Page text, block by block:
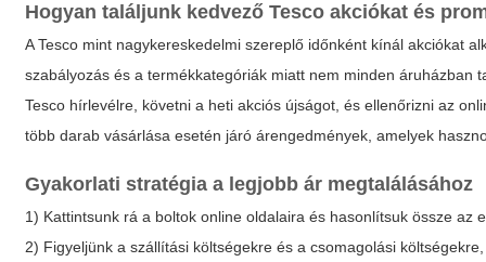
Hogyan találjunk kedvező Tesco akciókat és
A Tesco mint nagykereskedelmi szereplő időnként kínál akciókat
szabályozás és a termékkategóriák miatt nem minden
Tesco hírlevélre, követni a heti akciós újságot, és ellenőrizni az
több darab vásárlása esetén járó árengedmények, amelyek
Gyakorlati stratégia a legjobb ár megtalálásához
1) Kattintsunk rá a boltok online oldalaira és hasonlítsuk össze az
2) Figyeljünk a szállítási költségekre és a csomagolási